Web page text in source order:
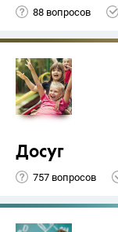
88 вопросов
Досуг
757 вопросов